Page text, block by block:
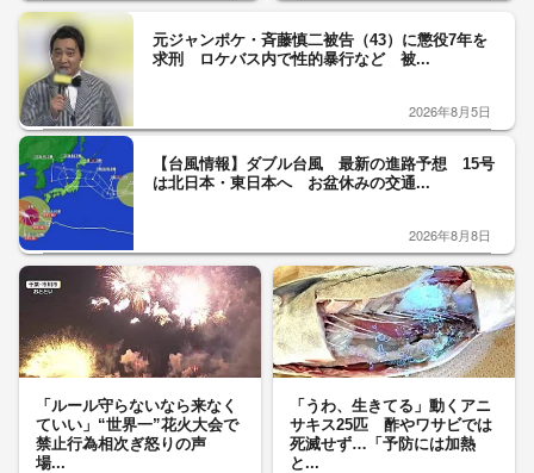
元ジャンポケ・斉藤慎二被告（43）に懲役7年を
求刑 ロケバス内で性的暴行など 被...
2026年8月5日
【台風情報】ダブル台風 最新の進路予想 15号
は北日本・東日本へ お盆休みの交通...
2026年8月8日
「ルール守らないなら来なく
ていい」“世界一”花火大会で
禁止行為相次ぎ怒りの声
場...
「うわ、生きてる」動くアニ
サキス25匹 酢やワサビでは
死滅せず…「予防には加熱
と...